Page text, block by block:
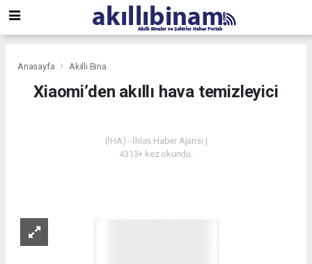
Anasayfa Akıllı Bina
Xiaomi’den akıllı hava temizleyici
(İHA) - İhlas Haber Ajansı |
4313+ kez okundu.